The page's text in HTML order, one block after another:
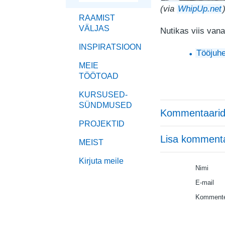
RAAMIST
VÄLJAS
INSPIRATSIOON
MEIE
TÖÖTOAD
KURSUSED-
SÜNDMUSED
PROJEKTID
MEIST
Kirjuta meile
(via WhipUp.net)
Nutikas viis
Lisa
Nimi
E-mail